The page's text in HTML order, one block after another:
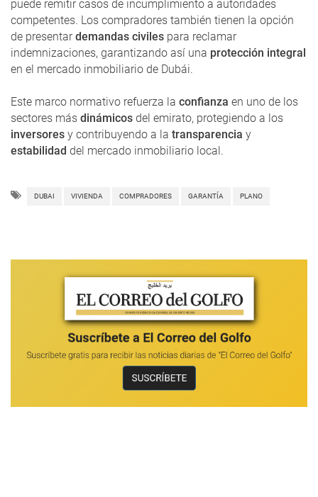
puede remitir casos de incumplimiento a autoridades
competentes. Los compradores también tienen la opción
de presentardemandas civiles para reclamar
indemnizaciones, garantizando así una protección integral
en el mercado inmobiliario de Dubái.
Este marco normativo refuerza la confianza en uno de los
sectores más dinámicos del emirato, protegiendo a los
inversores y contribuyendo a la transparencia y
estabilidad del mercado inmobiliario local.
DUBAI VIVIENDA COMPRADORES GARANTÍA PLANO